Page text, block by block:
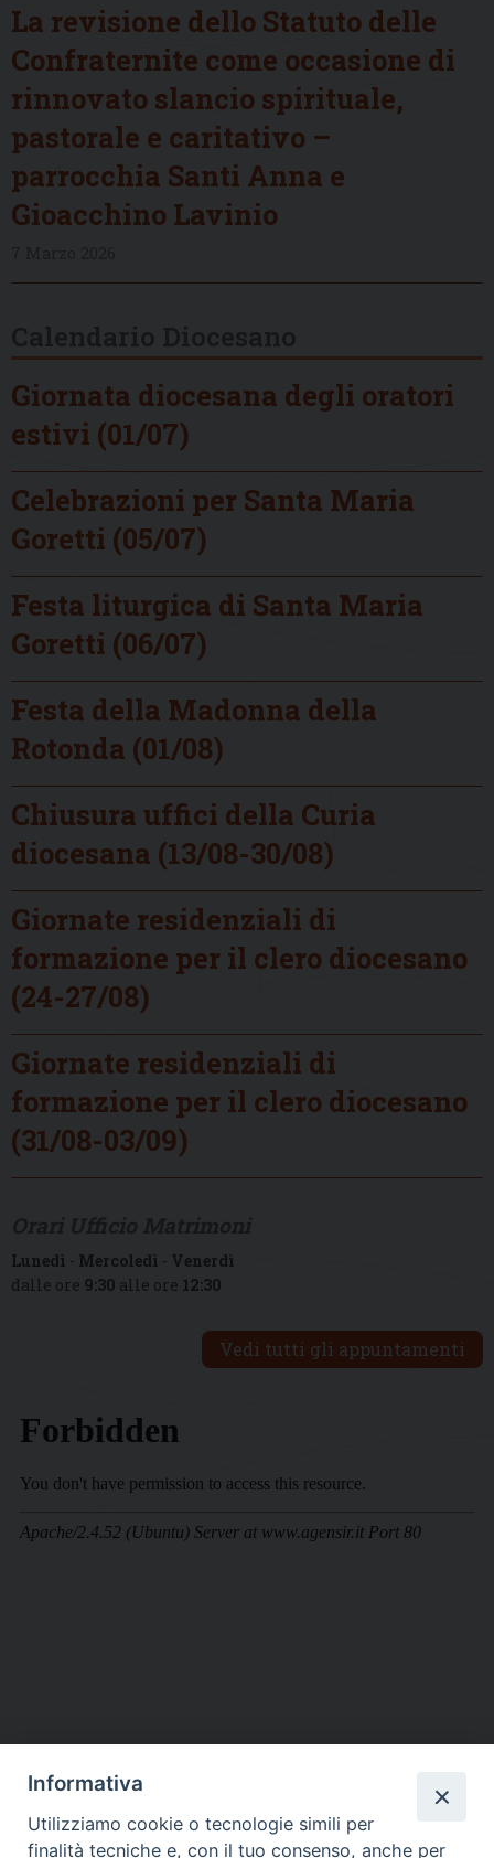
La revisione dello Statuto delle
Confraternite come occasione di
rinnovato slancio spirituale,
pastorale e caritativo –
parrocchia Santi Anna e
Gioacchino Lavinio
Giornata diocesana degli oratori
estivi (01/07)
Celebrazioni per Santa Maria
Goretti (05/07)
Festa liturgica di Santa Maria
Goretti (06/07)
Festa della Madonna della
Rotonda (01/08)
Chiusura uffici della Curia
diocesana (13/08-30/08)
Giornate residenziali di
formazione per il clero diocesano
(24-27/08)
Giornate residenziali di
formazione per il clero diocesano
(31/08-03/09)
Lunedì - Mercoledì - Venerdì
dalle ore 9:30 alle ore 12:30
Vedi tutti gli appuntamenti
DIOCESI SUBURBICARIA DI ALBANO
Contatti:Tel.: 06.93268401 - Fax.: 06.9323844
Informativa
Utilizziamo cookie o tecnologie simili per
finalità tecniche e, con il tuo consenso, anche per